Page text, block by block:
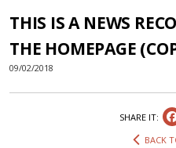
THIS IS A NEWS
THE HOMEPAGE
09/02/2018
SHARE IT:
BACK